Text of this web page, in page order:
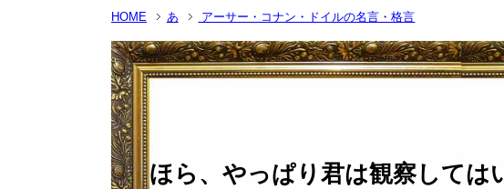
HOME あ アーサー・コナン・ドイルの名言・格言
ほら、やっぱり君は観察して